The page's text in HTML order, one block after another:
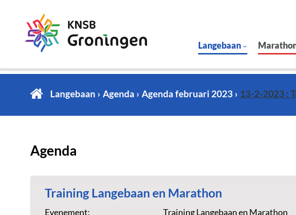
Langebaan
Langebaan Agenda Agenda februari 2023 13-2-2023 :
Agenda
Training Langebaan en Marathon
Evenement:
Training Langebaan en Marathon